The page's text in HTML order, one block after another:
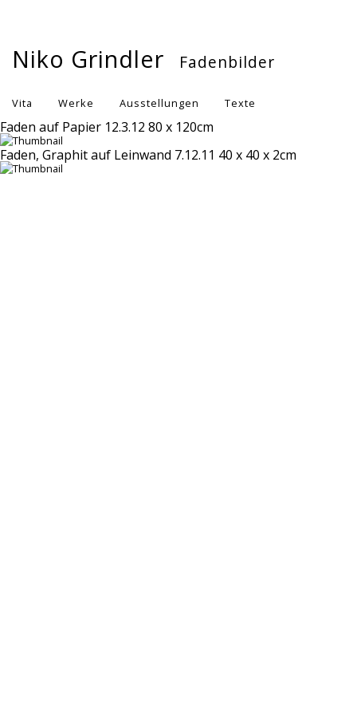
Niko Grindler Fadenbilder
Vita Werke Ausstellungen Texte
Publikationen
Faden auf Papier 12.3.12 80 x 120cm
Faden, Graphit auf Leinwand 7.12.11 40 x 40 x 2cm